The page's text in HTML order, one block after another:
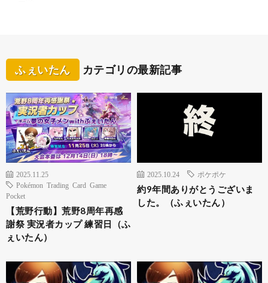
ふぇいたん カテゴリの最新記事
2025.11.25
Pokémon Trading Card Game
Pocket
【荒野行動】荒野8周年再感
謝祭 実況者カップ 練習日（ふ
ぇいたん）
2025.10.24 ポケポケ
約9年間ありがとうございま
した。（ふぇいたん）